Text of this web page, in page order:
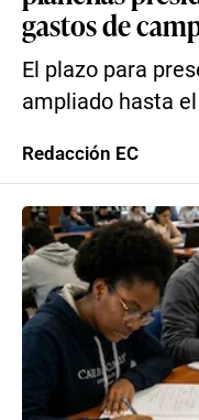
gastos de
El plazo para
ampliado hasta
Redacción EC